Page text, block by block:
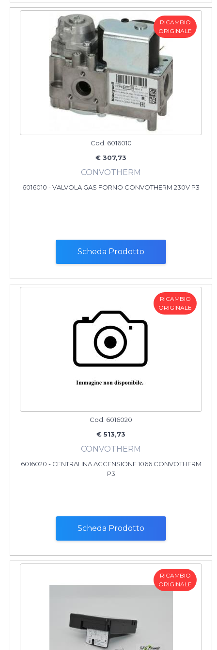
RICAMBIO
ORIGINALE
Cod. 6016010
€ 307,73
CONVOTHERM
6016010 - VALVOLA GAS FORNO CONVOTHERM 230V P3
Scheda Prodotto
RICAMBIO
ORIGINALE
Cod. 6016020
€ 513,73
CONVOTHERM
6016020 - CENTRALINA ACCENSIONE 1066 CONVOTHERM
P3
Scheda Prodotto
RICAMBIO
ORIGINALE